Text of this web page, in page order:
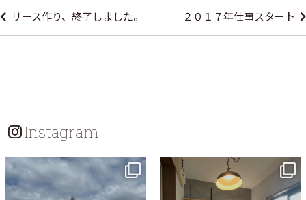
リース作り、終了しました。 ２０１７年仕事スタート
Instagram
tomohouseinc
tomohouseinc
Jul 13